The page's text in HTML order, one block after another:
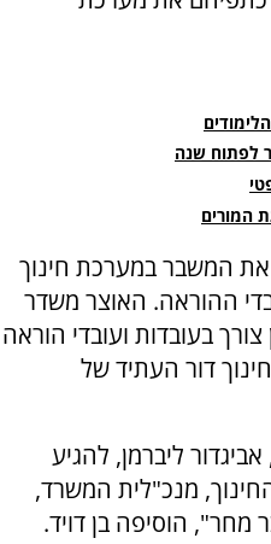
המורים
המשבר במערכת חינוך
ההוראה. האוצר משדר
בעובדות ועובדי הוראה
דור העתיד של
ליברמן, להגיע
מנכ"לית המשרד,
מחר", הוסיפה בן דויד.